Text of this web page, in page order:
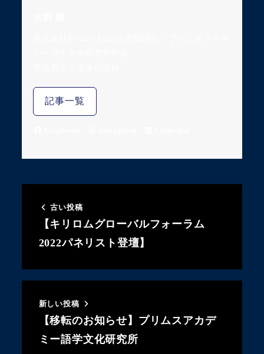
記事一覧
古い投稿
【キリロムグローバルフォーラム
2022パネリスト登壇】
新しい投稿
【移転のお知らせ】プリムスアカデ
ミー語学文化研究所